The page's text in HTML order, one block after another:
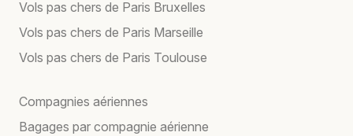
Vols pas chers de Paris Bruxelles
Vols pas chers de Paris Marseille
Vols pas chers de Paris Toulouse
Compagnies aériennes
Bagages par compagnie aérienne